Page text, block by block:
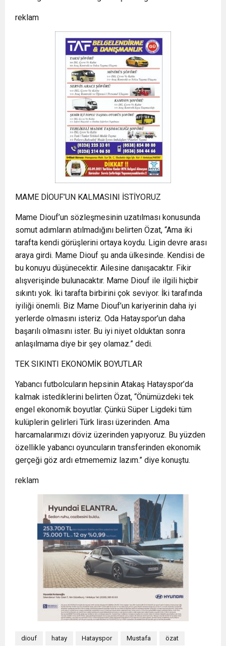
reklam
MAME DİOUF’UN KALMASINI İSTİYORUZ
Mame Diouf’un sözleşmesinin uzatılması konusunda
somut adımların atılmadığını belirten Özat, “Ama iki
tarafta kendi görüşlerini ortaya koydu. Ligin devre arası
araya girdi. Mame Diouf şu anda ülkesinde. Kendisi de
bu konuyu düşünecektir. Ailesine danışacaktır. Fikir
alışverişinde bulunacaktır. Mame Diouf ile ilgili hiçbir
sıkıntı yok. İki tarafta birbirini çok seviyor. İki tarafında
iyiliği önemli. Biz Mame Diouf’un kariyerinin daha iyi
yerlerde olmasını isteriz. Oda Hatayspor’un daha
başarılı olmasını ister. Bu iyi niyet olduktan sonra
anlaşılmama diye bir şey olamaz.” dedi.
TEK SIKINTI EKONOMİK BOYUTLAR
Yabancı futbolcuların hepsinin Atakaş Hatayspor’da
kalmak istediklerini belirten Özat, “Önümüzdeki tek
engel ekonomik boyutlar. Çünkü Süper Ligdeki tüm
kulüplerin gelirleri Türk lirası üzerinden. Ama
harcamalarımızı döviz üzerinden yapıyoruz. Bu yüzden
özellikle yabancı oyuncuların transferinden ekonomik
gerçeği göz ardı etmememiz lazım.” diye konuştu.
reklam
diouf hatay Hatayspor Mustafa özat